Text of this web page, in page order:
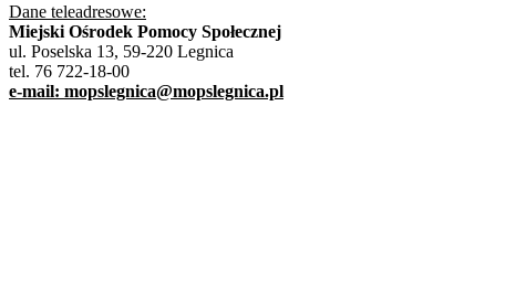
Dane teleadresowe:
Miejski Ośrodek Pomocy Społecznej
ul. Poselska 13, 59-220 Legnica
tel. 76 722-18-00
e-mail: mopslegnica@mopslegnica.pl